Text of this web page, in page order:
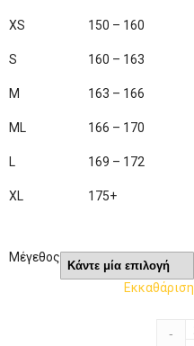
XS 150 – 160
S 160 – 163
M 163 – 166
ML 166 – 170
L 169 – 172
XL 175+
Μέγεθος
Εκκαθάριση